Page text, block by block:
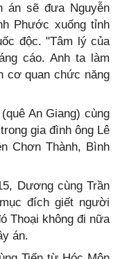
án sẽ đưa Nguyễn
Phước xuống tỉnh
độc. "Tâm lý của
cáo. Anh ta làm
cơ quan chức năng
An Giang) cùng
gia đình ông Lê
Chơn Thành, Bình
Dương cùng Trần
đích giết người
Thoại không đi nữa
án.